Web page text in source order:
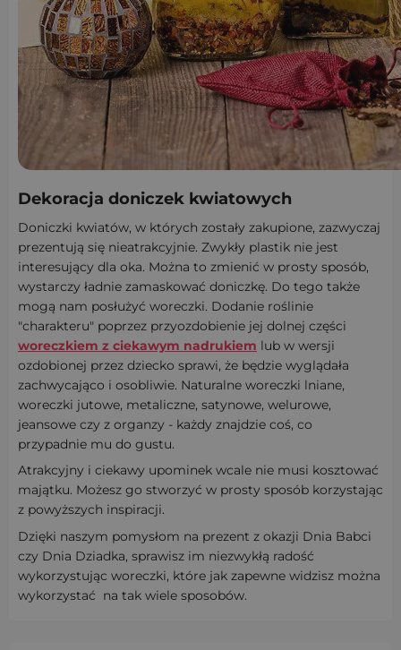
Dekoracja doniczek kwiatowych
Doniczki kwiatów, w których zostały zakupione, zazwyczaj
prezentują się nieatrakcyjnie. Zwykły plastik nie jest
interesujący dla oka. Można to zmienić w prosty sposób,
wystarczy ładnie zamaskować doniczkę. Do tego także
mogą nam posłużyć woreczki. Dodanie roślinie
"charakteru" poprzez przyozdobienie jej dolnej części
woreczkiem z ciekawym nadrukiem lub w wersji
ozdobionej przez dziecko sprawi, że będzie wyglądała
zachwycająco i osobliwie. Naturalne woreczki lniane,
woreczki jutowe, metaliczne, satynowe, welurowe,
jeansowe czy z organzy - każdy znajdzie coś, co
przypadnie mu do gustu.
Atrakcyjny i ciekawy upominek wcale nie musi kosztować
majątku. Możesz go stworzyć w prosty sposób korzystając
z powyższych inspiracji.
Dzięki naszym pomysłom na prezent z okazji Dnia Babci
czy Dnia Dziadka, sprawisz im niezwykłą radość
wykorzystując woreczki, które jak zapewne widzisz można
wykorzystać na tak wiele sposobów.